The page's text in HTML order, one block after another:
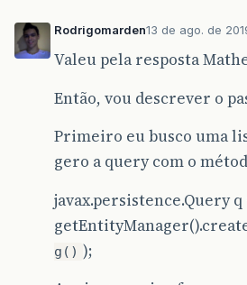
Rodrigomarden13 de ago. de
Valeu pela resposta
Então, vou descrever o
Primeiro eu busco uma
gero a query com o
javax.persistence.Query q
g() );